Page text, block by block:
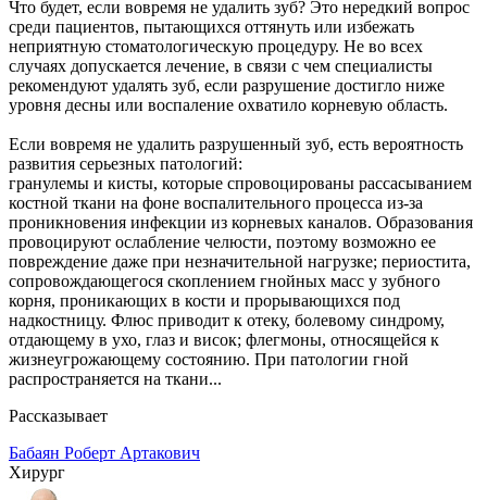
Что будет, если вовремя не удалить зуб? Это нередкий вопрос
среди пациентов, пытающихся оттянуть или избежать
неприятную стоматологическую процедуру. Не во всех
случаях допускается лечение, в связи с чем специалисты
рекомендуют удалять зуб, если разрушение достигло ниже
уровня десны или воспаление охватило корневую область.
Если вовремя не удалить разрушенный зуб, есть вероятность
развития серьезных патологий:
гранулемы и кисты, которые спровоцированы рассасыванием
костной ткани на фоне воспалительного процесса из-за
проникновения инфекции из корневых каналов. Образования
провоцируют ослабление челюсти, поэтому возможно ее
повреждение даже при незначительной нагрузке; периостита,
сопровождающегося скоплением гнойных масс у зубного
корня, проникающих в кости и прорывающихся под
надкостницу. Флюс приводит к отеку, болевому синдрому,
отдающему в ухо, глаз и висок; флегмоны, относящейся к
жизнеугрожающему состоянию. При патологии гной
распространяется на ткани...
Рассказывает
Бабаян Роберт Артакович
Хирург